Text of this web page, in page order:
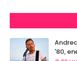
'80,